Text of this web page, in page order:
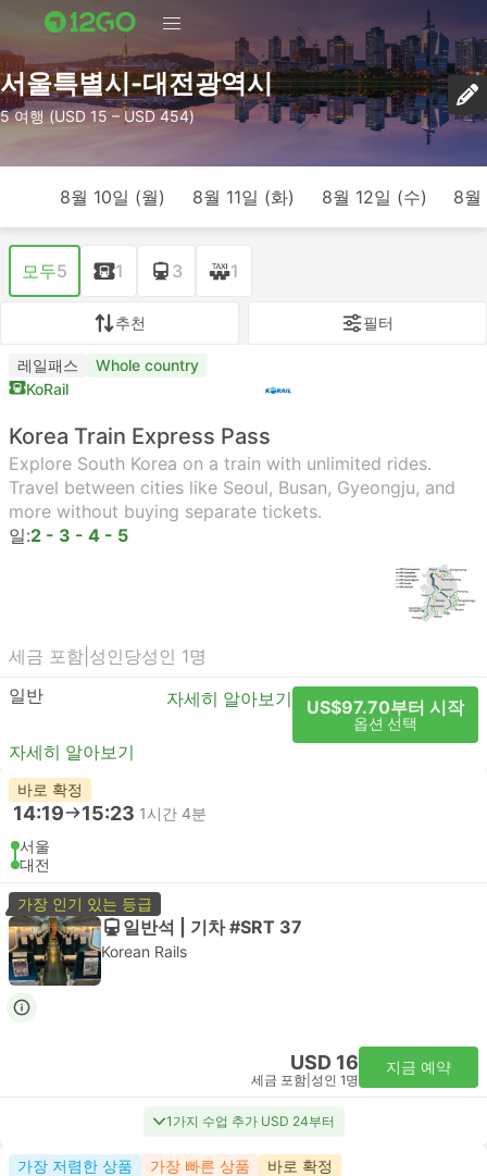
서울특별시-대전광역시
5 여행 (USD 15 – USD 454)
8월 10일 (월) 8월 11일 (화) 8월 12일 (수) 8월
모두5 1 3 1
추천 필터
레일패스
Whole country
KoRail
Korea Train Express Pass
Explore South Korea on a train with unlimited rides.
Travel between cities like Seoul, Busan, Gyeongju, and
more without buying separate tickets.
일:2 - 3 - 4 - 5
세금 포함 성인당성인 1명
일반
자세히 알아보기 US$97.70부터 시작
옵션 선택
자세히 알아보기
바로 확정
14:19 15:23 1시간 4분
서울
대전
가장 인기 있는 등급
일반석 | 기차 #SRT 37
Korean Rails
USD 16
세금 포함 성인 1명
지금 예약
1가지 수업 추가 USD 24부터
가장 저렴한 상품 가장 빠른 상품 바로 확정